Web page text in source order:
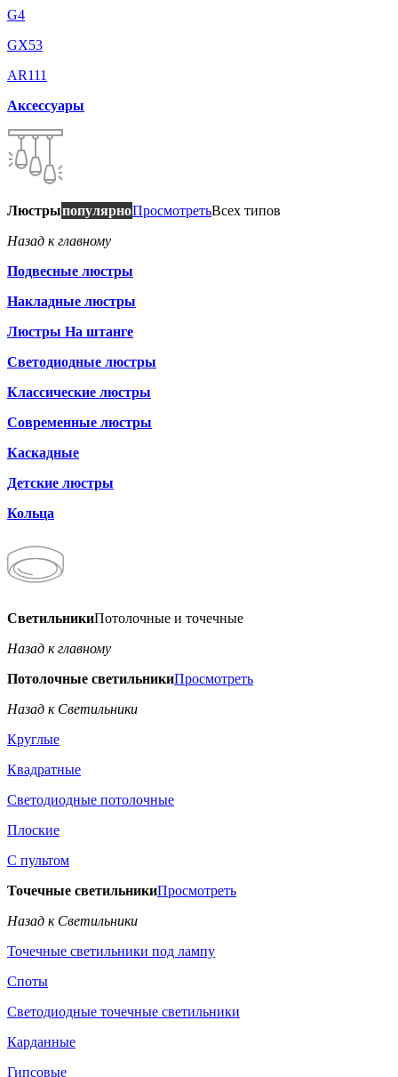
G4
GX53
AR111
Аксессуары
ЛюстрыпопулярноПросмотретьВсех типов
Назад к главному
Подвесные люстры
Накладные люстры
Люстры На штанге
Светодиодные люстры
Классические люстры
Современные люстры
Каскадные
Детские люстры
Кольца
СветильникиПотолочные и точечные
Назад к главному
Потолочные светильникиПросмотреть
Назад к Светильники
Круглые
Квадратные
Светодиодные потолочные
Плоские
С пультом
Точечные светильникиПросмотреть
Назад к Светильники
Точечные светильники под лампу
Споты
Светодиодные точечные светильники
Карданные
Гипсовые